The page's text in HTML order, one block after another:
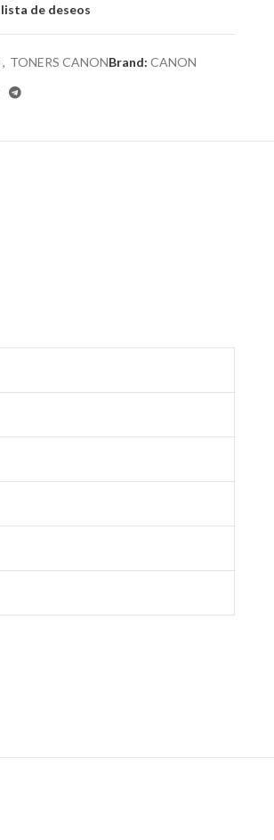
de deseos
, TONERS CANONBrand:CANON